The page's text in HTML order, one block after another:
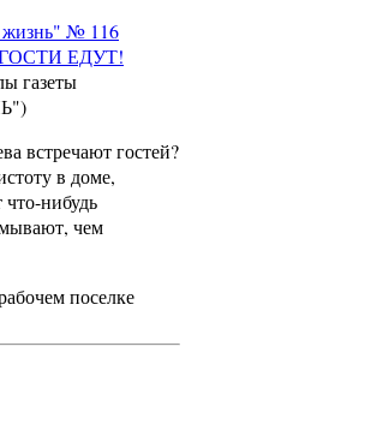
жизнь" № 116
ГОСТИ ЕДУТ!
газеты
встречают гостей?
в доме,
что-нибудь
чем
поселке